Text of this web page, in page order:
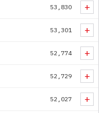
53,830 +
53,301 +
52,774 +
52,729 +
52,027 +